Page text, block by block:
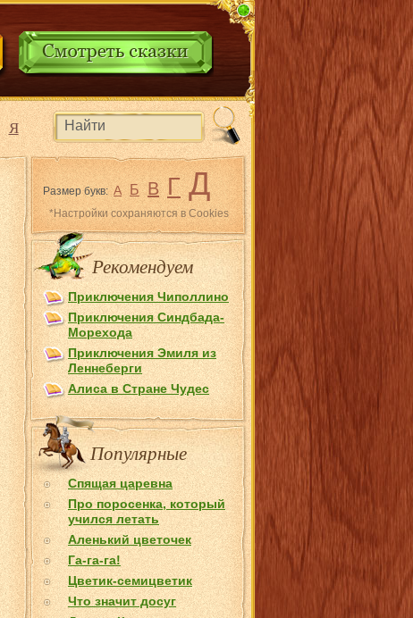
Я
Размер букв: А Б В Г Д
*Настройки сохраняются в Cookies
Рекомендуем
Приключения Чиполлино
Приключения Синдбада-
Морехода
Приключения Эмиля из
Лeннеберги
Алиса в Стране Чудес
Популярные
Спящая царевна
Про поросенка, который
учился летать
Аленький цветочек
Га-га-га!
Цветик-семицветик
Что значит досуг